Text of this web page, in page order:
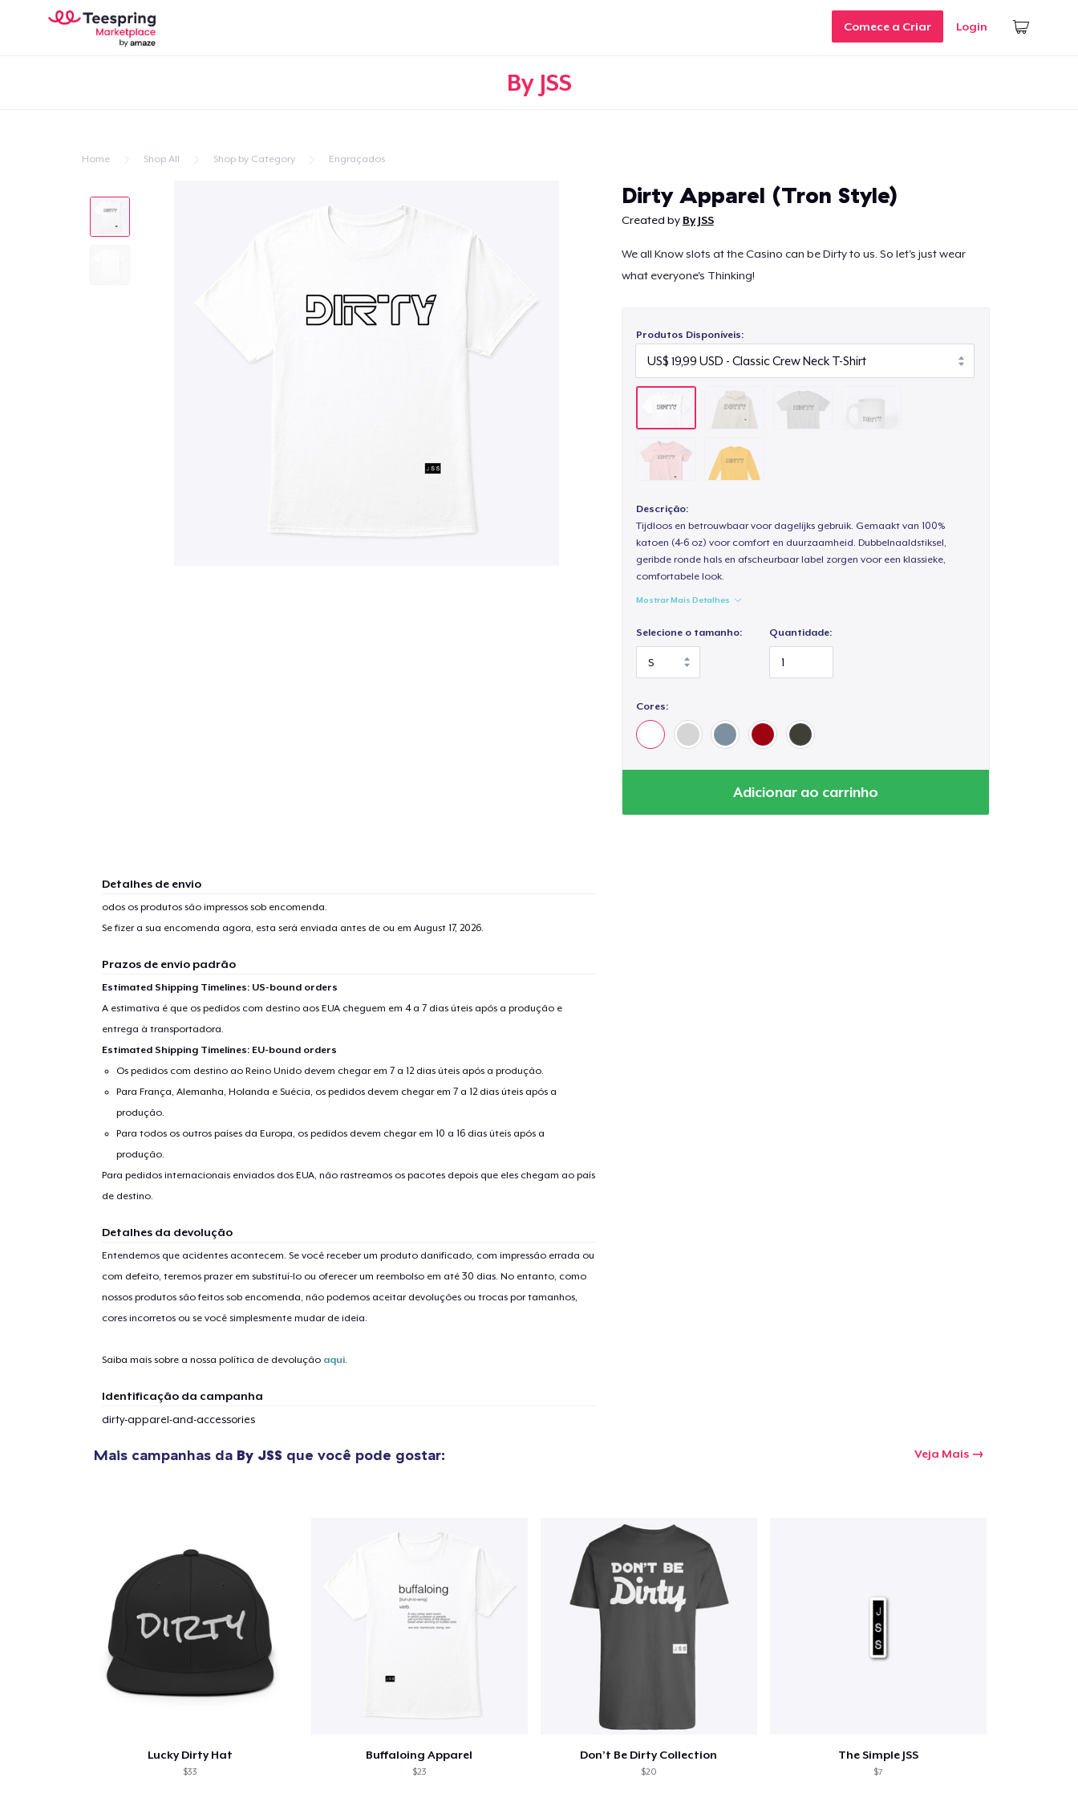
Comece a Criar Login
By JSS
Home Shop All Shop by Category Engraçados
Dirty Apparel (Tron Style)
Created by By JSS
We all Know slots at the Casino can be Dirty to us. So let's just wear
what everyone's Thinking!
Produtos Disponíveis:
Descrição:
Tijdloos en betrouwbaar voor dagelijks gebruik. Gemaakt van 100%
katoen (4-6 oz) voor comfort en duurzaamheid. Dubbelnaaldstiksel,
geribde ronde hals en afscheurbaar label zorgen voor een klassieke,
comfortabele look.
Mostrar Mais Detalhes
Selecione o tamanho: Quantidade:
Cores:
Adicionar ao carrinho
Detalhes de envio
odos os produtos são impressos sob encomenda.
Se fizer a sua encomenda agora, esta será enviada antes de ou em August 17, 2026.
Prazos de envio padrão
Estimated Shipping Timelines: US-bound orders
A estimativa é que os pedidos com destino aos EUA cheguem em 4 a 7 dias úteis após a produção e
entrega à transportadora.
Estimated Shipping Timelines: EU-bound orders
Os pedidos com destino ao Reino Unido devem chegar em 7 a 12 dias úteis após a produção.
Para França, Alemanha, Holanda e Suécia, os pedidos devem chegar em 7 a 12 dias úteis após a
produção.
Para todos os outros países da Europa, os pedidos devem chegar em 10 a 16 dias úteis após a
produção.
Para pedidos internacionais enviados dos EUA, não rastreamos os pacotes depois que eles chegam ao país
de destino.
Detalhes da devolução
Entendemos que acidentes acontecem. Se você receber um produto danificado, com impressão errada ou
com defeito, teremos prazer em substituí-lo ou oferecer um reembolso em até 30 dias. No entanto, como
nossos produtos são feitos sob encomenda, não podemos aceitar devoluções ou trocas por tamanhos,
cores incorretos ou se você simplesmente mudar de ideia.
Saiba mais sobre a nossa política de devolução aqui.
Identificação da campanha
dirty-apparel-and-accessories
Mais campanhas da By JSS que você pode gostar: Veja Mais
Lucky Dirty Hat
$33
Buffaloing Apparel
$23
Don’t Be Dirty Collection
$20
The Simple JSS
$7
Seguir para a Finalização da
Continuar Comprando
Classic Crew Neck T-Shirt
US$ 19,99
US$ 39,99